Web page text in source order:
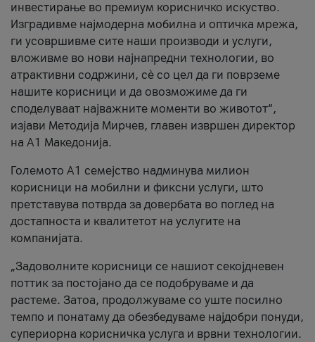
инвестирање во премиум корисничко искуство.
Изградивме најмодерна мобилна и оптичка мрежа,
ги усовршивме сите наши производи и услуги,
вложивме во нови најнапредни технологии, во
атрактивни содржини, сè со цел да ги поврземе
нашите корисници и да овозможиме да ги
споделуваат најважните моменти во животот“,
изјави Методија Мирчев, главен извршен директор
на А1 Македонија.
Големото А1 семејство надминува милион
корисници на мобилни и фиксни услуги, што
претставува потврда за довербата во поглед на
достапноста и квалитетот на услугите на
компанијата.
„Задоволните корисници се нашиот секојдневен
поттик за постојано да се подобруваме и да
растеме. Затоа, продолжуваме со уште посилно
темпо и понатаму да обезбедуваме најдобри понуди,
супериорна корисничка услуга и врвни технологии.